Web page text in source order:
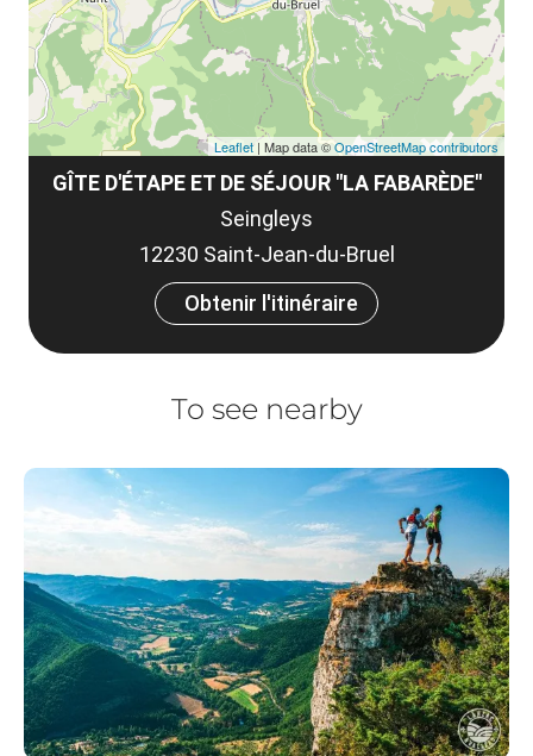
GÎTE D'ÉTAPE ET DE SÉJOUR "LA FABARÈDE"
Seingleys
12230 Saint-Jean-du-Bruel
Obtenir l'itinéraire
Leaflet| Map data ©OpenStreetMap contributors
To see nearby